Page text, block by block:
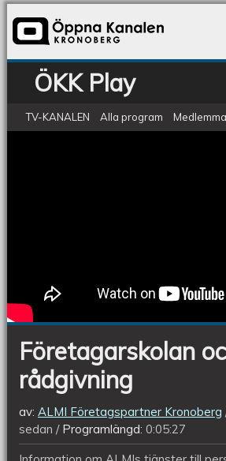
ÖKK Play
TV-KANALEN Alla program
Företagarskolan
rådgivning
av: ALMI Företagspartner Kronoberg
sedan
Programlängd: 0:05:27